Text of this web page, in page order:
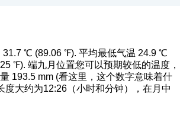
31.7 ℃ (89.06 ℉). 平均最低气温 24.9 ℃
℉). 端九月位置您可以预期较低的温度，
193.5 mm (看这里，这个数字意味着什
大约为12:26（小时和分钟），在月中